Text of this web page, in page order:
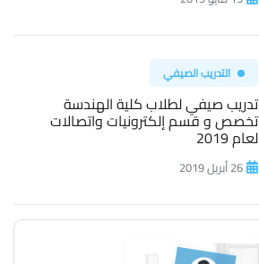
التدريب الصيفي
تدريب صيفي لطلاب كلية الهندسة
تخصص و قسم إلكترونيات واتصالات
لعام 2019
26 أبريل 2019